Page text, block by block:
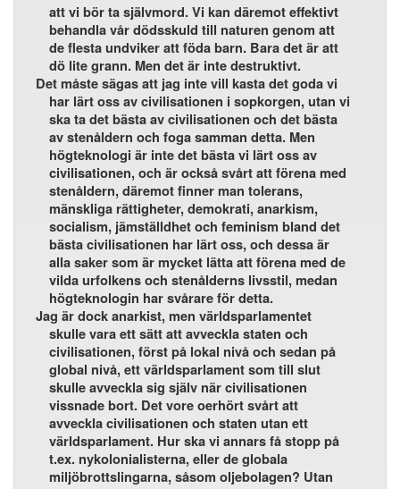
att vi bör ta självmord. Vi kan däremot effektivt
behandla vår dödsskuld till naturen genom att
de flesta undviker att föda barn. Bara det är att
dö lite grann. Men det är inte destruktivt.
Det måste sägas att jag inte vill kasta det goda vi
har lärt oss av civilisationen i sopkorgen, utan vi
ska ta det bästa av civilisationen och det bästa
av stenåldern och foga samman detta. Men
högteknologi är inte det bästa vi lärt oss av
civilisationen, och är också svårt att förena med
stenåldern, däremot finner man tolerans,
mänskliga rättigheter, demokrati, anarkism,
socialism, jämställdhet och feminism bland det
bästa civilisationen har lärt oss, och dessa är
alla saker som är mycket lätta att förena med de
vilda urfolkens och stenålderns livsstil, medan
högteknologin har svårare för detta.
Jag är dock anarkist, men världsparlamentet
skulle vara ett sätt att avveckla staten och
civilisationen, först på lokal nivå och sedan på
global nivå, ett världsparlament som till slut
skulle avveckla sig själv när civilisationen
vissnade bort. Det vore oerhört svårt att
avveckla civilisationen och staten utan ett
världsparlament. Hur ska vi annars få stopp på
t.ex. nykolonialisterna, eller de globala
miljöbrottslingarna, såsom oljebolagen? Utan